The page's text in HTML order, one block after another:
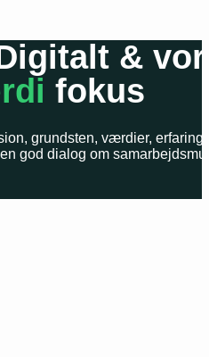
&
fokus
grundsten, værdier, erfaring
god dialog om